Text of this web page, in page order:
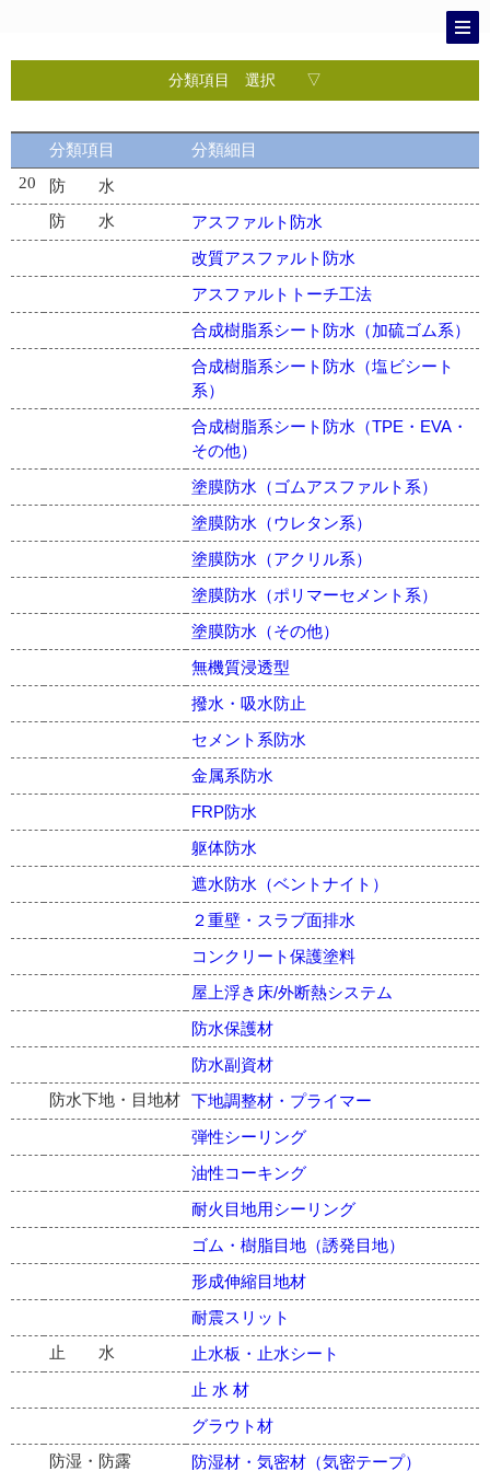
分類項目 選択 ▽
0
防
防
水
目
材
止
(漏
水)
防
湿・
防
露
1
屋
2
石・
タ
3
木
4
金
物
5
左
6
ド
ア・
7
ガ
ラ
ス・
金
8
塗
0
内
外
分類項目
分類細目
20
防 水
防 水
アスファルト防水
改質アスファルト防水
アスファルトトーチ工法
合成樹脂系シート防水（加硫ゴム系）
合成樹脂系シート防水（塩ビシート
系）
合成樹脂系シート防水（TPE・EVA・
その他）
塗膜防水（ゴムアスファルト系）
塗膜防水（ウレタン系）
塗膜防水（アクリル系）
塗膜防水（ポリマーセメント系）
塗膜防水（その他）
無機質浸透型
撥水・吸水防止
セメント系防水
金属系防水
FRP防水
躯体防水
遮水防水（ベントナイト）
２重壁・スラブ面排水
コンクリート保護塗料
屋上浮き床/外断熱システム
防水保護材
防水副資材
防水下地・目地材
下地調整材・プライマー
弾性シーリング
油性コーキング
耐火目地用シーリング
ゴム・樹脂目地（誘発目地）
形成伸縮目地材
耐震スリット
止 水
止水板・止水シート
止 水 材
グラウト材
防湿・防露 防湿材・気密材（気密テープ）